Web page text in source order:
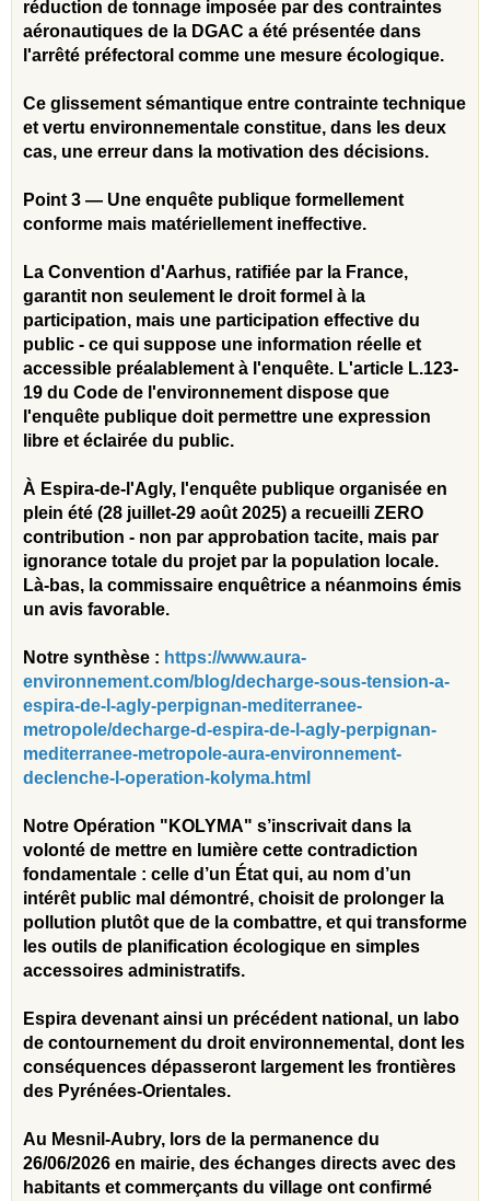
réduction de tonnage imposée par des contraintes
aéronautiques de la DGAC a été présentée dans
l'arrêté préfectoral comme une mesure écologique.
Ce glissement sémantique entre contrainte technique
et vertu environnementale constitue, dans les deux
cas, une erreur dans la motivation des décisions.
Point 3 — Une enquête publique formellement
conforme mais matériellement ineffective.
La Convention d'Aarhus, ratifiée par la France,
garantit non seulement le droit formel à la
participation, mais une participation effective du
public - ce qui suppose une information réelle et
accessible préalablement à l'enquête. L'article L.123-
19 du Code de l'environnement dispose que
l'enquête publique doit permettre une expression
libre et éclairée du public.
À Espira-de-l'Agly, l'enquête publique organisée en
plein été (28 juillet-29 août 2025) a recueilli ZERO
contribution - non par approbation tacite, mais par
ignorance totale du projet par la population locale.
Là-bas, la commissaire enquêtrice a néanmoins émis
un avis favorable.
Notre synthèse : https://www.aura-
environnement.com/blog/decharge-sous-tension-a-
espira-de-l-agly-perpignan-mediterranee-
metropole/decharge-d-espira-de-l-agly-perpignan-
mediterranee-metropole-aura-environnement-
declenche-l-operation-kolyma.html
Notre Opération "KOLYMA" s’inscrivait dans la
volonté de mettre en lumière cette contradiction
fondamentale : celle d’un État qui, au nom d’un
intérêt public mal démontré, choisit de prolonger la
pollution plutôt que de la combattre, et qui transforme
les outils de planification écologique en simples
accessoires administratifs.
Espira devenant ainsi un précédent national, un labo
de contournement du droit environnemental, dont les
conséquences dépasseront largement les frontières
des Pyrénées‑Orientales.
Au Mesnil-Aubry, lors de la permanence du
26/06/2026 en mairie, des échanges directs avec des
habitants et commerçants du village ont confirmé